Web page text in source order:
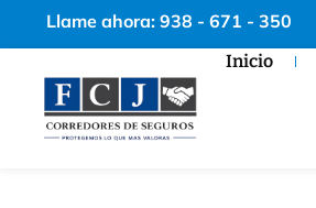
Llame ahora: 938 - 671 - 350
Inicio